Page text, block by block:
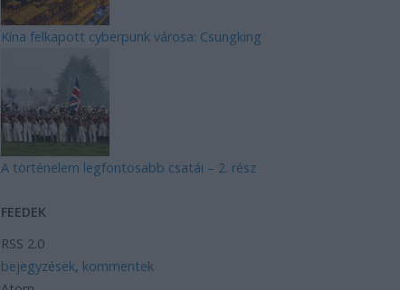
Kína felkapott cyberpunk városa: Csungking
A történelem legfontosabb csatái – 2. rész
FEEDEK
RSS 2.0
bejegyzések, kommentek